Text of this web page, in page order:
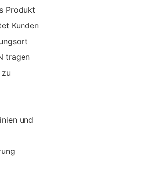
Produkt
Kunden
tragen
und